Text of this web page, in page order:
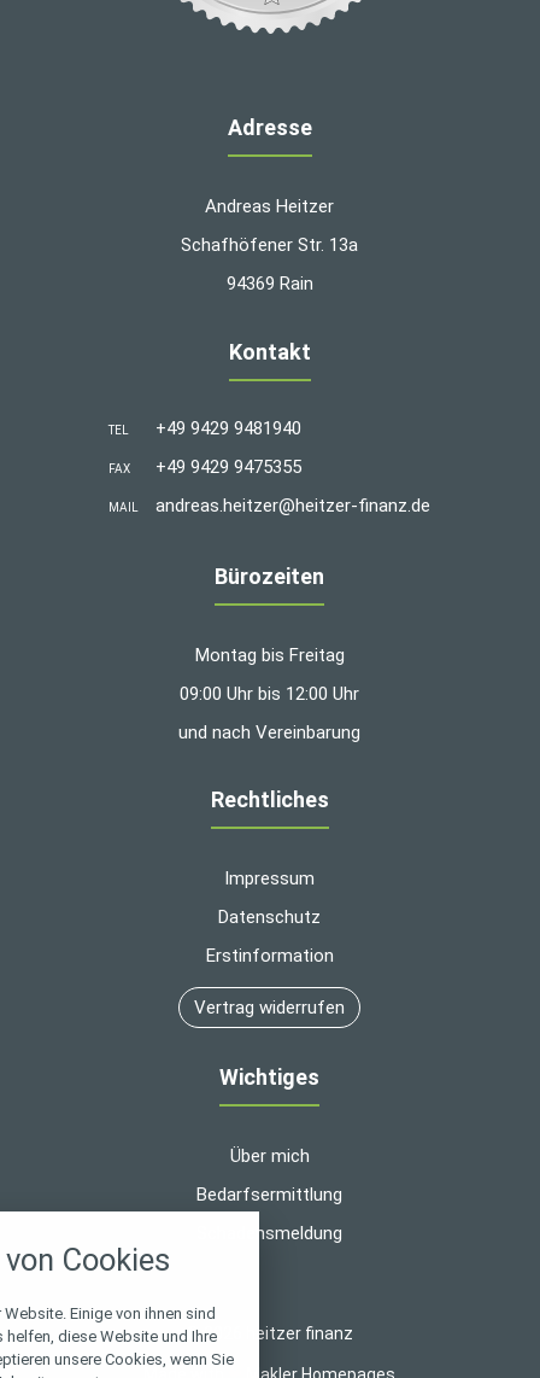
Adresse
Andreas Heitzer
Schafhöfener Str. 13a
94369 Rain
Kontakt
TEL +49 9429 9481940
FAX +49 9429 9475355
MAIL andreas.heitzer@heitzer-finanz.de
Bürozeiten
Montag bis Freitag
09:00 Uhr bis 12:00 Uhr
und nach Vereinbarung
Rechtliches
Impressum
Datenschutz
Erstinformation
Vertrag widerrufen
Wichtiges
Über mich
Bedarfsermittlung
Schadensmeldung
© 2026 heitzer finanz
Cookies
Einige von ihnen sind
diese Website und Ihre
unsere Cookies, wenn Sie
alle verwendeten Cookies und
zu blockieren.
Notwendig